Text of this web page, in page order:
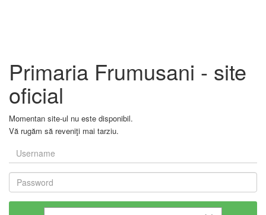
Primaria Frumusani - site
oficial
Momentan site-ul nu este disponibil.
Vă rugăm să reveniţi mai tarziu.